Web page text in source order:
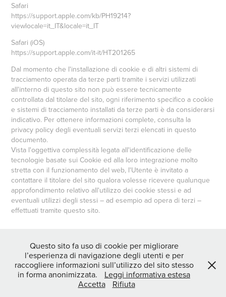
Safari
https://support.apple.com/kb/PH19214?
viewlocale=it_IT&locale=it_IT
Safari (iOS)
https://support.apple.com/it-it/HT201265
Dal momento che l'installazione di cookie e di altri sistemi di
tracciamento operata da terze parti tramite i servizi utilizzati
all'interno di questo sito non può essere tecnicamente
controllata dal titolare del sito, ogni riferimento specifico a cookie
e sistemi di tracciamento installati da terze parti è da considerarsi
indicativo. Per ottenere informazioni complete, consulta la
privacy policy degli eventuali servizi terzi elencati in questo
documento.
Vista l'oggettiva complessità legata all'identificazione delle
tecnologie basate sui Cookie ed alla loro integrazione molto
stretta con il funzionamento del web, l'Utente è invitato a
contattare il titolare del sito qualora volesse ricevere qualunque
approfondimento relativo all'utilizzo dei cookie stessi e ad
eventuali utilizzi degli stessi – ad esempio ad opera di terzi –
effettuati tramite questo sito.
↑ Back to Top
©Paolo Sirtori, all rights reserved
Questo sito fa uso di cookie per migliorare
l’esperienza di navigazione degli utenti e per
raccogliere informazioni sull’utilizzo del sito stesso
in forma anonimizzata.
Leggi informativa estesa
Accetta
Rifiuta